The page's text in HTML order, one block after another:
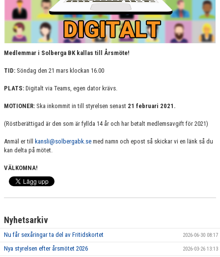
Medlemmar i Solberga BK kallas till Årsmöte!
TID: Söndag den 21 mars klockan 16.00
PLATS: Digitalt via Teams, egen dator krävs.
MOTIONER: Ska inkommit in till styrelsen senast 21 februari 2021.
(Röstberättigad är den som är fyllda 14 år och har betalt medlemsavgift för 2021)
Anmäl er till kansli@solbergabk.se med namn och epost så skickar vi en länk så du
kan delta på mötet.
VÄLKOMNA!
Nyhetsarkiv
Nu får sexåringar ta del av Fritidskortet 2026-06-30 08:17
Nya styrelsen efter årsmötet 2026 2026-03-26 13:13